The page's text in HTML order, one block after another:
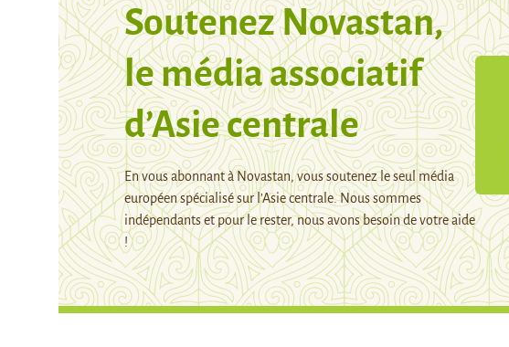
Soutenez Novastan,
le média associatif
d’Asie centrale
En vous abonnant à Novastan, vous soutenez le seul média
européen spécialisé sur l’Asie centrale. Nous sommes
indépendants et pour le rester, nous avons besoin de votre aide
!